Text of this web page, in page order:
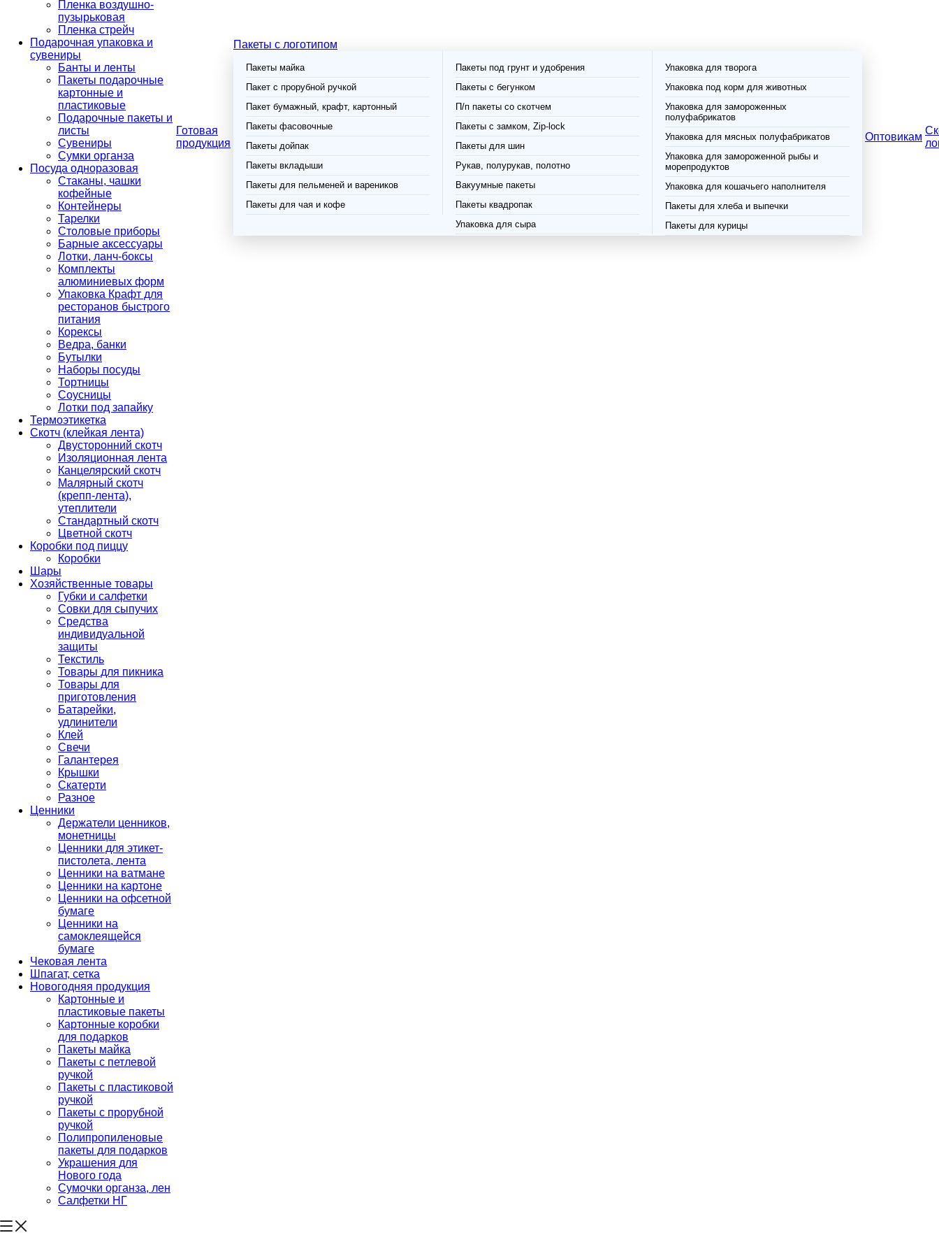
Пленка воздушно-
пузырьковая
Пленка стрейч
Подарочная упаковка и
сувениры
Банты и ленты
Пакеты подарочные
картонные и
пластиковые
Подарочные пакеты и
листы
Сувениры
Сумки органза
Посуда одноразовая
Стаканы, чашки
кофейные
Контейнеры
Тарелки
Столовые приборы
Барные аксессуары
Лотки, ланч-боксы
Комплекты
алюминиевых форм
Упаковка Крафт для
ресторанов быстрого
питания
Корексы
Ведра, банки
Бутылки
Наборы посуды
Тортницы
Соусницы
Лотки под запайку
Термоэтикетка
Скотч (клейкая лента)
Двусторонний скотч
Изоляционная лента
Канцелярский скотч
Малярный скотч
(крепп-лента),
утеплители
Стандартный скотч
Цветной скотч
Коробки под пиццу
Коробки
Шары
Хозяйственные товары
Губки и салфетки
Совки для сыпучих
Средства
индивидуальной
защиты
Текстиль
Товары для пикника
Товары для
приготовления
Батарейки,
удлинители
Клей
Свечи
Галантерея
Крышки
Скатерти
Разное
Ценники
Держатели ценников,
монетницы
Ценники для этикет-
пистолета, лента
Ценники на ватмане
Ценники на картоне
Ценники на офсетной
бумаге
Ценники на
самоклеящейся
бумаге
Чековая лента
Шпагат, сетка
Новогодняя продукция
Картонные и
пластиковые пакеты
Картонные коробки
для подарков
Пакеты майка
Пакеты с петлевой
ручкой
Пакеты с пластиковой
ручкой
Пакеты с прорубной
ручкой
Полипропиленовые
пакеты для подарков
Украшения для
Нового года
Сумочки органза, лен
Салфетки НГ
Готовая
продукция
Пакеты с логотипом
Пакеты майка
Пакет с прорубной ручкой
Пакет бумажный, крафт, картонный
Пакеты фасовочные
Пакеты дойпак
Пакеты вкладыши
Пакеты для пельменей и вареников
Пакеты для чая и кофе
Пакеты под грунт и удобрения
Пакеты с бегунком
П/п пакеты со скотчем
Пакеты с замком, Zip-lock
Пакеты для шин
Рукав, полурукав, полотно
Вакуумные пакеты
Пакеты квадропак
Упаковка для сыра
Упаковка для творога
Упаковка под корм для животных
Упаковка для замороженных
полуфабрикатов
Упаковка для мясных полуфабрикатов
Упаковка для замороженной рыбы и
морепродуктов
Упаковка для кошачьего наполнителя
Пакеты для хлеба и выпечки
Пакеты для курицы
Оптовикам